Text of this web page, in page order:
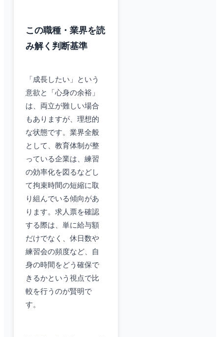
この職種・業界を読
み解く判断基準
「成長したい」という
意欲と「心身の余裕」
は、両立が難しい場合
もありますが、理想的
な状態です。業界全般
として、教育体制が整
っている企業は、練習
の効率化を図るなどし
て拘束時間の短縮に取
り組んでいる傾向があ
ります。求人票を確認
する際は、単に給与額
だけでなく、休日数や
練習会の頻度など、自
身の時間をどう確保で
きるかという視点で比
較を行うのが賢明で
す。